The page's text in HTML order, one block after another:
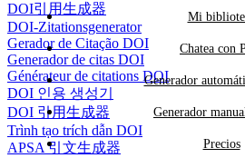
DOI引用生成器
DOI-Zitationsgenerator
Gerador de Citação DOI
Generador de citas DOI
Générateur de citations DOI
DOI 인용 생성기
DOI 引用生成器
Trình tạo trích dẫn DOI
APSA 引文生成器
Mi
Chatea con
Generador
Generador
Precios